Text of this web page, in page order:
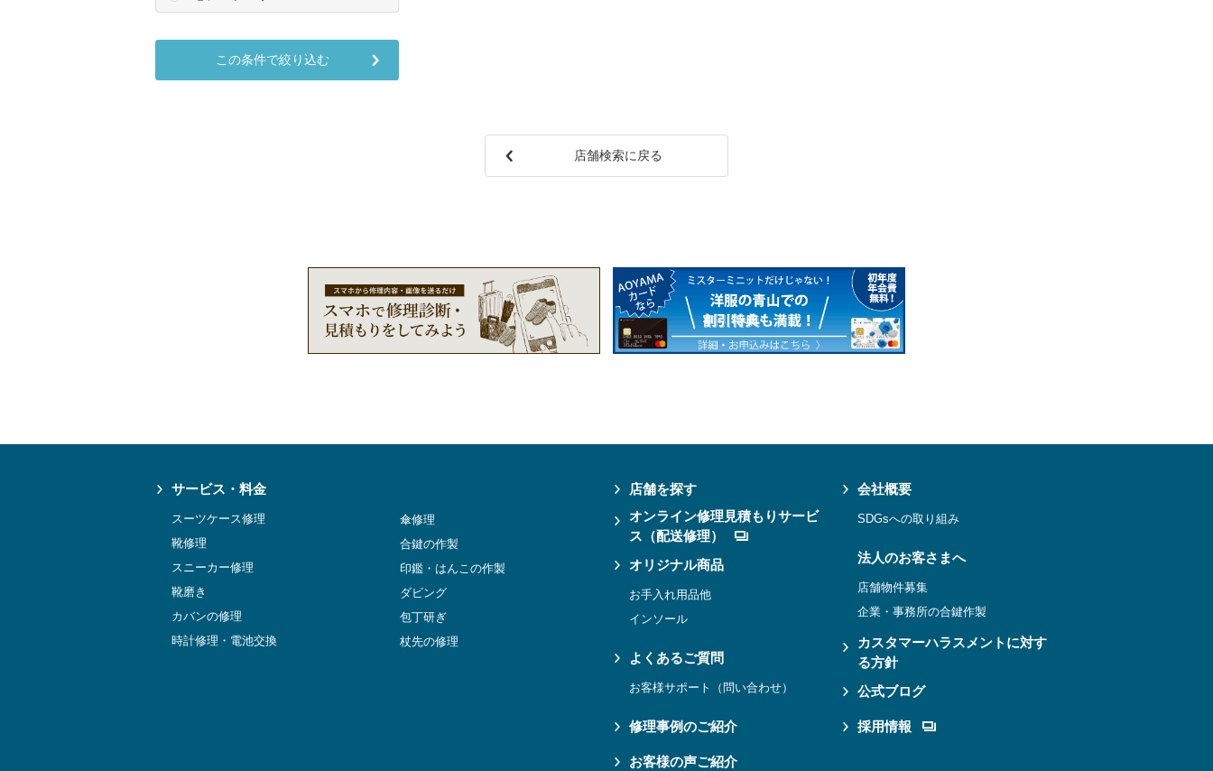
この条件で絞り込む
店舗検索に戻る
サービス・料金
スーツケース修理
靴修理
スニーカー修理
靴磨き
カバンの修理
時計修理・電池交換
傘修理
合鍵の作製
印鑑・はんこの作製
ダビング
包丁研ぎ
杖先の修理
店舗を探す
オンライン修理見積もりサービ
ス（配送修理）
オリジナル商品
お手入れ用品他
インソール
よくあるご質問
お客様サポート（問い合わせ）
修理事例のご紹介
お客様の声ご紹介
会社概要
SDGsへの取り組み
法人のお客さまへ
店舗物件募集
企業・事務所の合鍵作製
カスタマーハラスメントに対す
る方針
公式ブログ
採用情報